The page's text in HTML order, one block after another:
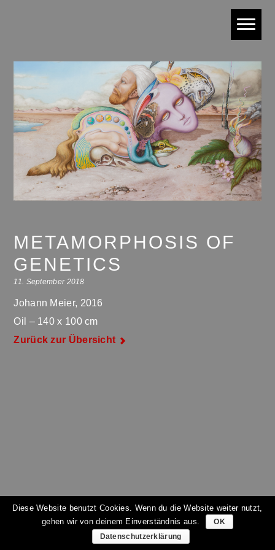
METAMORPHOSIS OF
GENETICS
11. September 2018
Johann Meier, 2016
Oil – 140 x 100 cm
Zurück zur Übersicht
Diese Website benutzt Cookies. Wenn du die Website weiter nutzt,
gehen wir von deinem Einverständnis aus.
OK
Datenschutzerklärung